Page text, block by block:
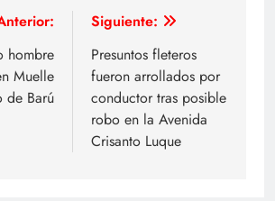
hombre
Muelle
de Barú
Siguiente:
Presuntos fleteros
fueron arrollados por
conductor tras posible
robo en la Avenida
Crisanto Luque